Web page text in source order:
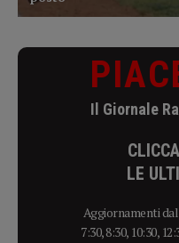
Il Giornale
LE
Aggiornamenti
7:30, 8:30, 10:30,